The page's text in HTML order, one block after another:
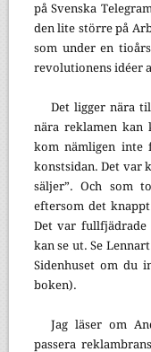
på Svenska
den lite större på
som under en
revolutionens idéer
Det ligger nära
nära reklamen kan
kom nämligen inte
konstsidan. Det var
säljer”. Och som
eftersom det
Det var fullfjädrade
kan se ut. Se
Sidenhuset om du
boken).
Jag läser om
passera